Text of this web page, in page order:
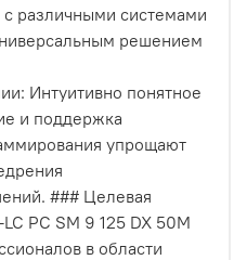
различными системами
решением
Интуитивно понятное
и поддержка
упрощают
### Целевая
PC SM 9 125 DX 50M
в области